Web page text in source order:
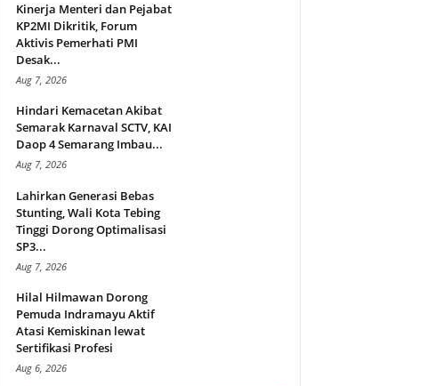
Kinerja Menteri dan Pejabat
KP2MI Dikritik, Forum
Aktivis Pemerhati PMI
Desak...
Aug 7, 2026
Hindari Kemacetan Akibat
Semarak Karnaval SCTV, KAI
Daop 4 Semarang Imbau...
Aug 7, 2026
Lahirkan Generasi Bebas
Stunting, Wali Kota Tebing
Tinggi Dorong Optimalisasi
SP3...
Aug 7, 2026
Hilal Hilmawan Dorong
Pemuda Indramayu Aktif
Atasi Kemiskinan lewat
Sertifikasi Profesi
Aug 6, 2026